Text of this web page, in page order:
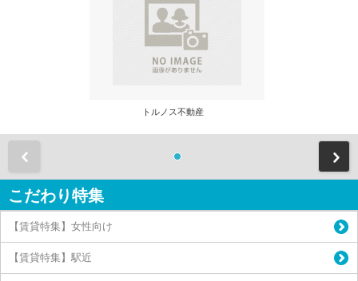
トルノス不動産
こだわり特集
【賃貸特集】女性向け
【賃貸特集】駅近